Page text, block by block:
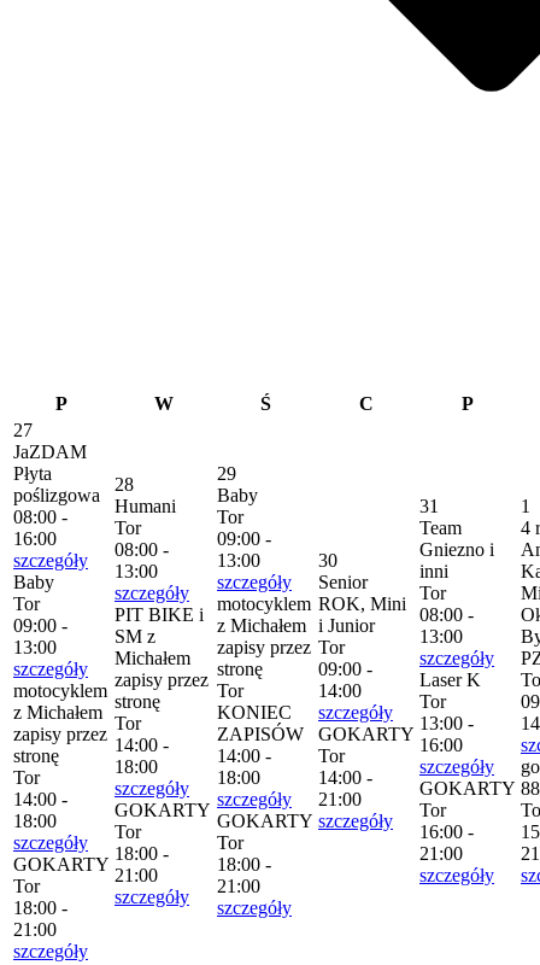
P W Ś C
P
27
JaZDAM
Płyta
poślizgowa
08:00 -
16:00
szczegóły
Baby
Tor
09:00 -
13:00
szczegóły
motocyklem
z Michałem
zapisy przez
stronę
Tor
14:00 -
18:00
szczegóły
GOKARTY
Tor
18:00 -
21:00
szczegóły
28
Humani
Tor
08:00 -
13:00
szczegóły
PIT BIKE i
SM z
Michałem
zapisy przez
stronę
Tor
14:00 -
18:00
szczegóły
GOKARTY
Tor
18:00 -
21:00
szczegóły
29
Baby
Tor
09:00 -
13:00
szczegóły
motocyklem
z Michałem
zapisy przez
stronę
Tor
KONIEC
ZAPISÓW
14:00 -
18:00
szczegóły
GOKARTY
Tor
18:00 -
21:00
szczegóły
30
Senior
ROK, Mini
i Junior
Tor
09:00 -
14:00
szczegóły
GOKARTY
Tor
14:00 -
21:00
szczegóły
31
Team
Gniezno i
inni
Tor
08:00 -
13:00
szczegóły
Laser K
Tor
13:00 -
16:00
szczegóły
GOKARTY
Tor
16:00 -
21:00
szczegóły
1
4